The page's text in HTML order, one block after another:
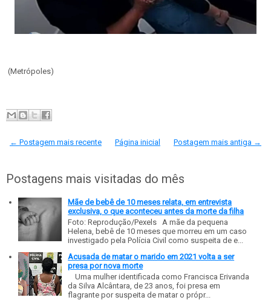
(Metrópoles)
← Postagem mais recente Postagem mais antiga →
Página inicial
Postagens mais visitadas do mês
Mãe de bebê de 10 meses relata, em entrevista
exclusiva, o que aconteceu antes da morte da filha
Foto: Reprodução/Pexels A mãe da pequena
Helena, bebê de 10 meses que morreu em um caso
investigado pela Polícia Civil como suspeita de e...
Acusada de matar o marido em 2021 volta a ser
presa por nova morte
Uma mulher identificada como Francisca Erivanda
da Silva Alcântara, de 23 anos, foi presa em
flagrante por suspeita de matar o própr...